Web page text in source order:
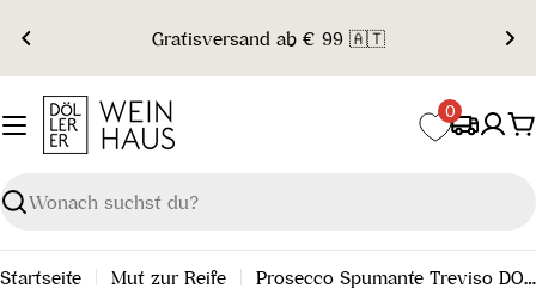
Inhalt
springen
Gratisversand ab € 99 🇦🇹
Suchen
0
Startseite Mut zur Reife Prosecco Spumante Treviso DOC Brut